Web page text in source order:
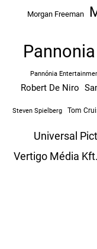
Morgan Freeman
Pannónia
Robert De Niro
Steven Spielberg Tom
Universal
Vertigo Média Kft.